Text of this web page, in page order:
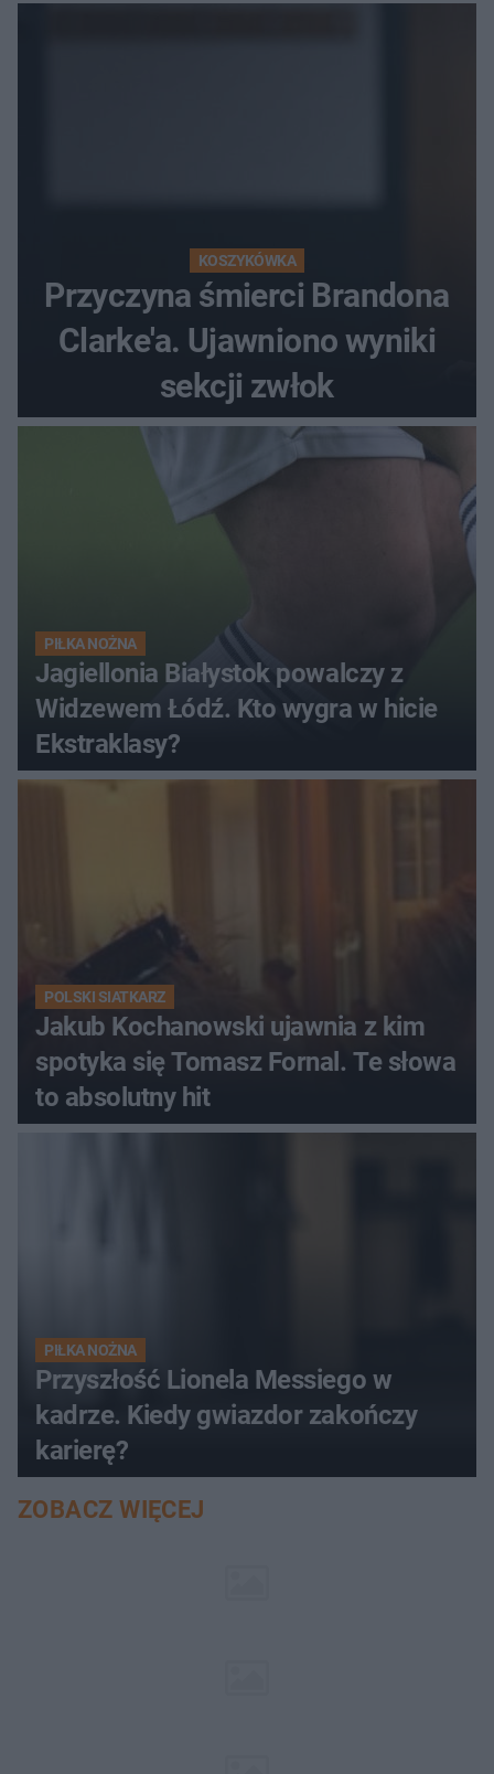
popłochu
KOSZYKÓWKA
Przyczyna śmierci Brandona
Clarke'a. Ujawniono wyniki
sekcji zwłok
PIŁKA NOŻNA
Jagiellonia Białystok powalczy z
Widzewem Łódź. Kto wygra w hicie
Ekstraklasy?
POLSKI SIATKARZ
Jakub Kochanowski ujawnia z kim
spotyka się Tomasz Fornal. Te słowa
to absolutny hit
PIŁKA NOŻNA
Przyszłość Lionela Messiego w
kadrze. Kiedy gwiazdor zakończy
karierę?
ZOBACZ WIĘCEJ